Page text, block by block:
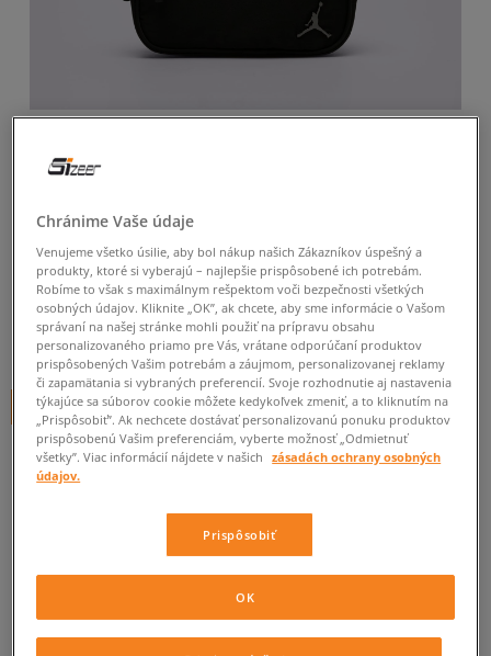
CAMERA BAG
unisex, tašky
4.7
39€ cena s DPH
+ 39 BODOV VSIZEERCLUBE
FARBAČIERNA
Chránime Vaše údaje
Venujeme všetko úsilie, aby bol nákup našich Zákazníkov úspešný a
produkty, ktoré si vyberajú – najlepšie prispôsobené ich potrebám.
Robíme to však s maximálnym rešpektom voči bezpečnosti všetkých
osobných údajov. Kliknite „OK”, ak chcete, aby sme informácie o Vašom
správaní na našej stránke mohli použiť na prípravu obsahu
personalizovaného priamo pre Vás, vrátane odporúčaní produktov
prispôsobených Vašim potrebám a záujmom, personalizovanej reklamy
či zapamätania si vybraných preferencií. Svoje rozhodnutie aj nastavenia
týkajúce sa súborov cookie môžete kedykoľvek zmeniť, a to kliknutím na
„Prispôsobiť”. Ak nechcete dostávať personalizovanú ponuku produktov
prispôsobenú Vašim preferenciám, vyberte možnosť „Odmietnuť
všetky”. Viac informácií nájdete v našich
zásadách ochrany osobných
údajov.
Prispôsobiť
OK